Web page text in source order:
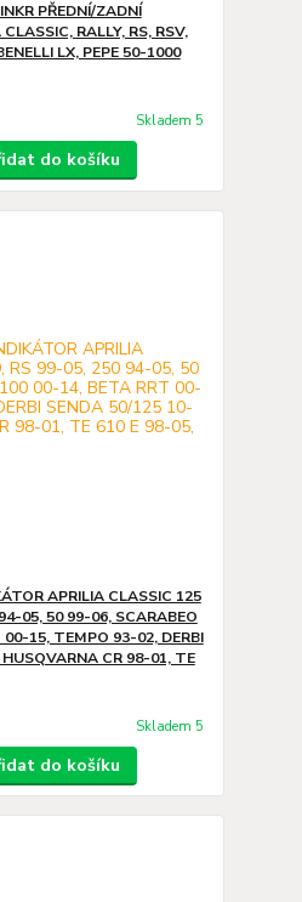
PŘEDNÍ/ZADNÍ
RALLY, RS, RSV,
LX, PEPE 50-1000
Skladem 5
do košíku
APRILIA CLASSIC 125
05, 50 99-06, SCARABEO
15, TEMPO 93-02, DERBI
CR 98-01, TE
Skladem 5
do košíku